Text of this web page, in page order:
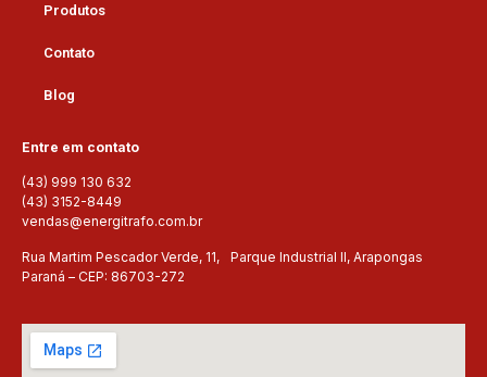
Produtos
Contato
Blog
Entre em contato
(43) 999 130 632
(43) 3152-8449
vendas@energitrafo.com.br
Rua Martim Pescador Verde, 11, Parque Industrial II, Arapongas
Paraná – CEP: 86703-272